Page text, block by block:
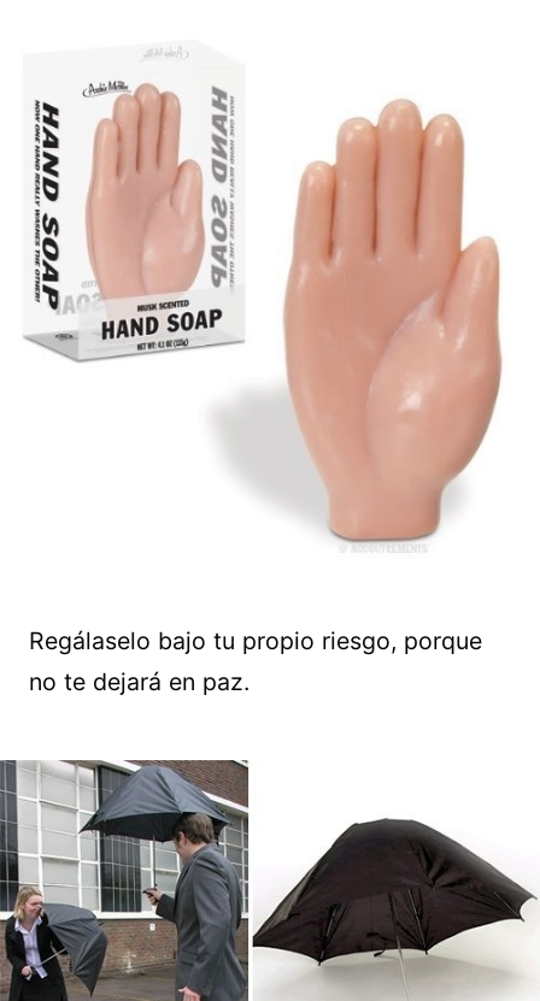
Regálaselo bajo tu propio riesgo, porque
no te dejará en paz.